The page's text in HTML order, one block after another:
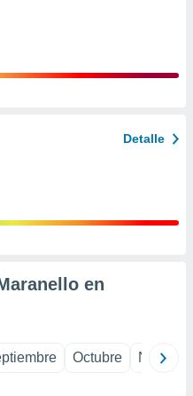
Detalle
en
Octubre